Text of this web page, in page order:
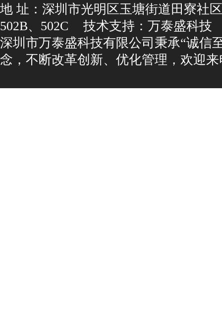
地址：深圳市光明区玉塘街道田寮社
502B、502C
技术支持： 万泰盛科技
深圳市万泰盛科技有限公司秉承“诚信
念，不断改革创新、优化管理，欢迎